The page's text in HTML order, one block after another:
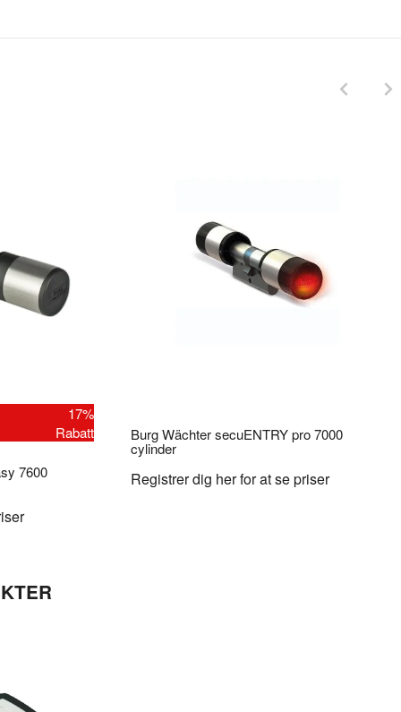
17%
Rabatt
7600
Burg Wächter secuENTRY pro 7000
cylinder
Registrer dig her for at se priser